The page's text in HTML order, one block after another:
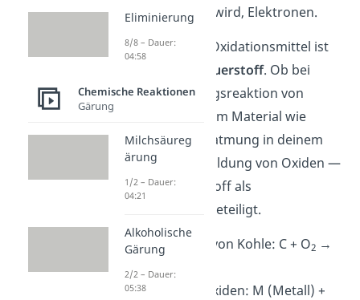
Stoff, der oxidiert wird, Elektronen.
Das bekannteste Oxidationsmittel ist
Sauerstoff. Ob bei
einer Verbrennungsreaktion von
kohlenstoffhaltigem Material wie
Kohle, bei der Zellatmung in deinem
Körper oder der Bildung von Oxiden —
überall ist Sauerstoff als
Oxidationsmittel beteiligt.
Verbrennung von Kohle: C + O2 →
CO
2
Bildung von Oxiden: M (Metall) +
Eliminierung
8/8 – Dauer:
04:58
Chemische Reaktionen
Gärung
Milchsäureg
ärung
1/2 – Dauer:
04:21
Alkoholische
Gärung
2/2 – Dauer:
05:38